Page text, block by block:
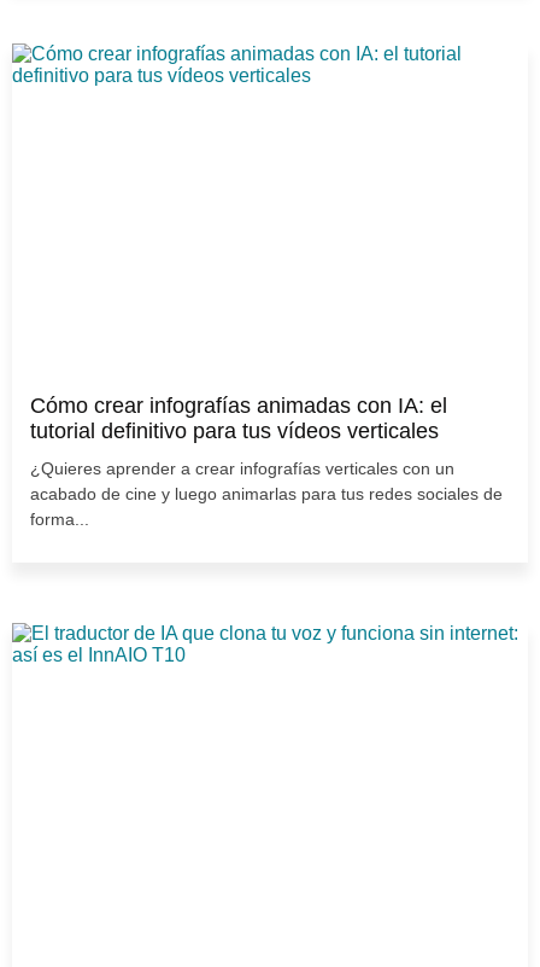
Cómo crear infografías animadas con IA: el
tutorial definitivo para tus vídeos verticales
¿Quieres aprender a crear infografías verticales con un
acabado de cine y luego animarlas para tus redes sociales de
forma...